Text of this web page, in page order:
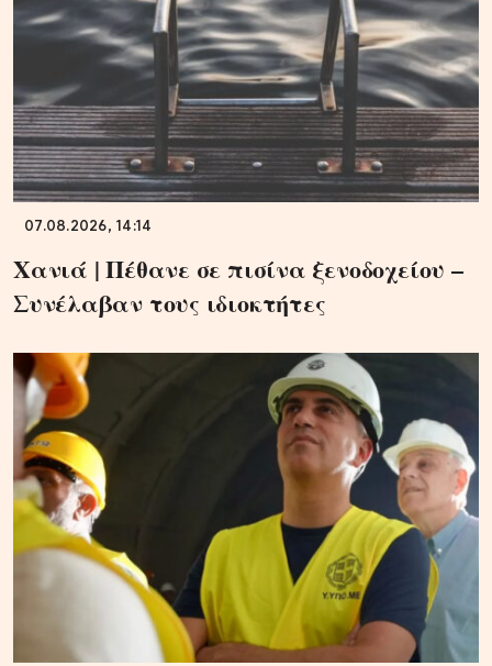
07.08.2026, 14:14
Χανιά | Πέθανε σε πισίνα ξενοδοχείου –
Συνέλαβαν τους ιδιοκτήτες